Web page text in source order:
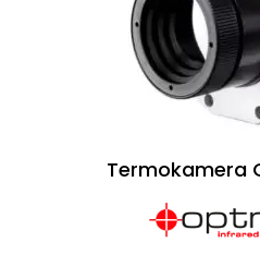
Termokamera